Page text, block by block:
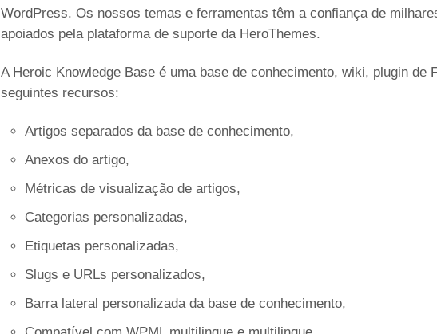
WordPress. Os nossos temas e ferramentas têm a confiança de
apoiados pela plataforma de suporte da HeroThemes.
A Heroic Knowledge Base é uma base de conhecimento, wiki, plugin de
seguintes recursos:
Artigos separados da base de conhecimento,
Anexos do artigo,
Métricas de visualização de artigos,
Categorias personalizadas,
Etiquetas personalizadas,
Slugs e URLs personalizados,
Barra lateral personalizada da base de conhecimento,